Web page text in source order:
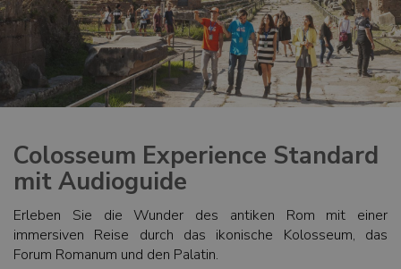
Colosseum Experience Standard
mit Audioguide
Erleben Sie die Wunder des antiken Rom mit einer
immersiven Reise durch das ikonische Kolosseum, das
Forum Romanum und den Palatin.